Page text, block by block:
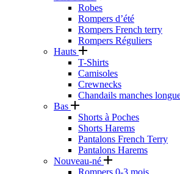
Robes
Rompers d’été
Rompers French terry
Rompers Réguliers
Hauts
T-Shirts
Camisoles
Crewnecks
Chandails manches
Bas
Shorts à Poches
Shorts Harems
Pantalons French Terry
Pantalons Harems
Nouveau-né